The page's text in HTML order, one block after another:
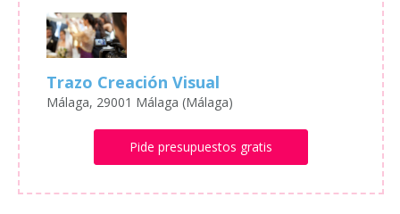
Trazo Creación Visual
Málaga, 29001 Málaga (Málaga)
Pide presupuestos gratis